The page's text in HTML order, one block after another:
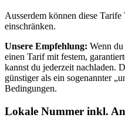
Ausserdem können diese
einschränken.
Unsere Empfehlung: Wenn
einen Tarif mit festem,
kannst du jederzeit nachladen.
günstiger als ein sogenannter
Bedingungen.
Lokale Nummer inkl.